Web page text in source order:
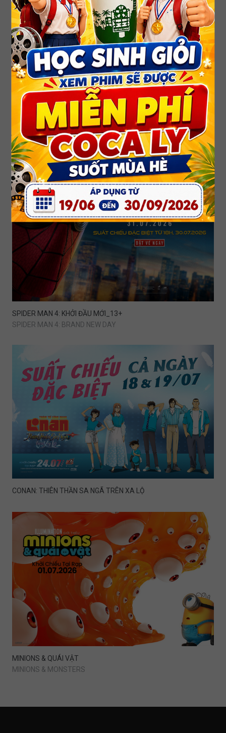
DEAR YOU: THƯ TÌNH GỬI NGOẠI
SPIDER MAN 4: KHỞI ĐẦU MỚI_13+
SPIDER MAN 4: BRAND NEW DAY
CONAN: THIÊN THẦN SA NGÃ TRÊN XA LỘ
MINIONS & QUÁI VẬT
MINIONS & MONSTERS